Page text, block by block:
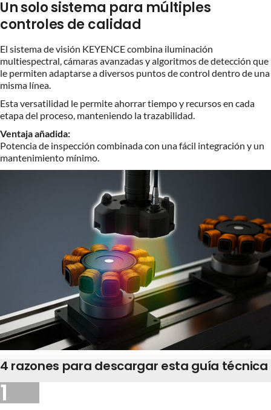
Un solo sistema para múltiples
controles de calidad
El sistema de visión KEYENCE combina iluminación
multiespectral, cámaras avanzadas y algoritmos de detección que
le permiten adaptarse a diversos puntos de control dentro de una
misma línea.
Esta versatilidad le permite ahorrar tiempo y recursos en cada
etapa del proceso, manteniendo la trazabilidad.
Ventaja añadida:
Potencia de inspección combinada con una fácil integración y un
mantenimiento mínimo.
4 razones para descargar esta guía técnica
1